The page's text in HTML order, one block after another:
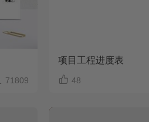
71809
项目工程进度表
 48